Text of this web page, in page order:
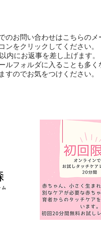
のお問い合わせはこちらのメ
ンをクリックしてください。
内にお返事を差し上げます。
ルフォルダに入ることも多く
すのでお気をつけください。